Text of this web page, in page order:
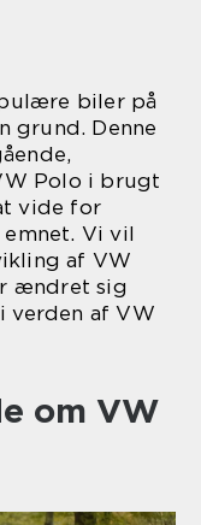
biler på
grund. Denne
Polo i brugt
vide for
Vi vil
af VW
ændret sig
verden af VW
om VW